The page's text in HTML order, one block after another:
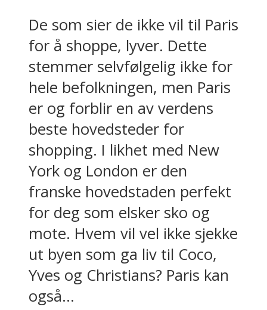
De som sier de ikke vil til Paris
for å shoppe, lyver. Dette
stemmer selvfølgelig ikke for
hele befolkningen, men Paris
er og forblir en av verdens
beste hovedsteder for
shopping. I likhet med New
York og London er den
franske hovedstaden perfekt
for deg som elsker sko og
mote. Hvem vil vel ikke sjekke
ut byen som ga liv til Coco,
Yves og Christians? Paris kan
også...